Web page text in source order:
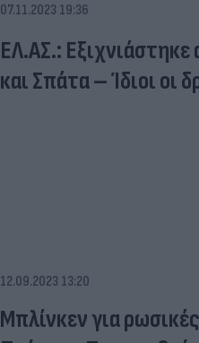
07.11.2023 19:36
ΕΛ.ΑΣ.:
και Σπάτα – Ίδιοι οι
12.09.2023 13:20
Μπλίνκεν για